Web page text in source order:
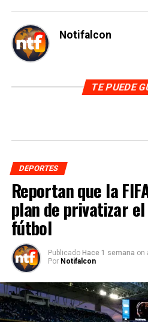
Notifalcon
TE PUEDE
DEPORTES
Reportan que la
plan de privatizar
fútbol
Publicado Hace 1 semana on
Por Notifalcon